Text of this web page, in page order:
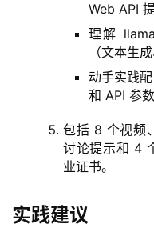
梦
Web API
理解
（文本生
动手实践
和 API 参数
包括 8 个视频
讨论提示和 4
业证书。
实践建议